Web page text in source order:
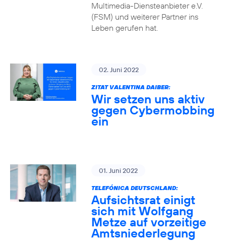
Multimedia-Diensteanbieter e.V.
(FSM) und weiterer Partner ins
Leben gerufen hat.
02. Juni 2022
ZITAT VALENTINA DAIBER:
Wir setzen uns aktiv
gegen Cybermobbing
ein
01. Juni 2022
TELEFÓNICA DEUTSCHLAND:
Aufsichtsrat einigt
sich mit Wolfgang
Metze auf vorzeitige
Amtsniederlegung